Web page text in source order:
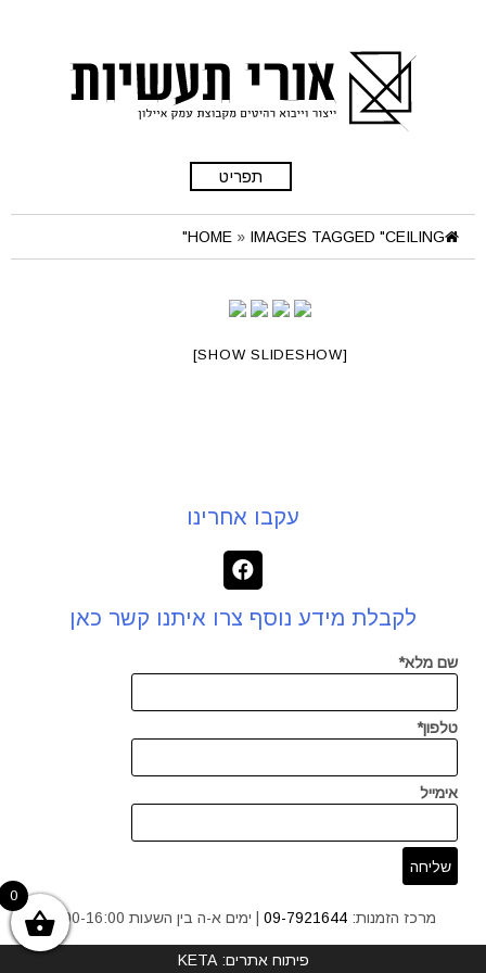
תפריט
HOME » IMAGES TAGGED "CEILING"
[SHOW SLIDESHOW]
עקבו אחרינו
לקבלת מידע נוסף צרו איתנו קשר כאן
שם מלא*
טלפון*
אימייל
מרכז הזמנות: 09-7921644 | ימים א-ה בין השעות 9:00-16:00
0
פיתוח אתרים: KETA